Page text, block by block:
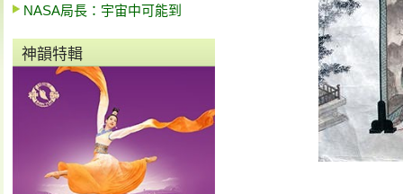
NASA局長：宇宙中可能到
神韻特輯